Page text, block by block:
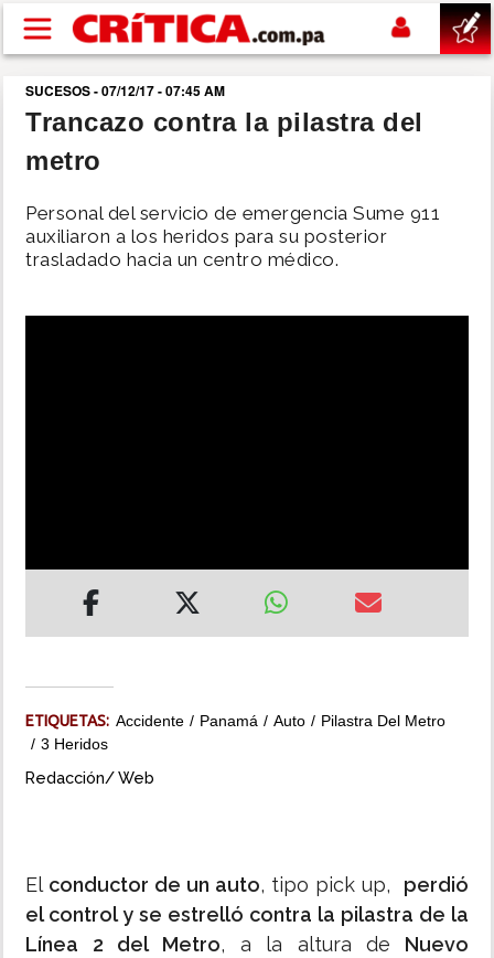
Pasar al contenido principal
buscar
SUCESOS
NACIONAL
MULTIMEDIA
SUCESOS - 07/12/17 - 07:45 AM
Trancazo contra la pilastra del
metro
Personal del servicio de emergencia Sume 911
auxiliaron a los heridos para su posterior
trasladado hacia un centro médico.
ETIQUETAS: Accidente Panamá Auto
Pilastra Del Metro
3 Heridos
Redacción/ Web
El conductor de un auto, tipo pick up, perdió
el control y se estrelló contra la pilastra de la
Línea 2 del Metro, a la altura de Nuevo